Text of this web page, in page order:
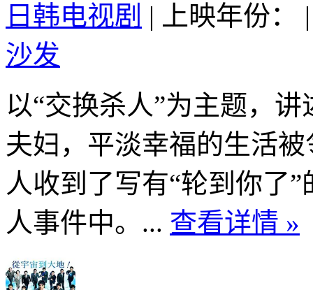
日韩电视剧 | 上映年份：
|
沙发
以“交换杀人”为主题，
夫妇，平淡幸福的生活
人收到了写有“轮到你了
人事件中。... 查看详情 »